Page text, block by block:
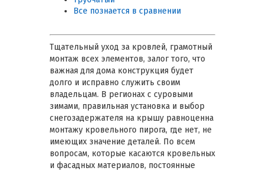
Все познается в сравнении
Тщательный уход за кровлей, грамотный
монтаж всех элементов, залог того, что
важная для дома конструкция будет
долго и исправно служить своим
владельцам. В регионах с суровыми
зимами, правильная установка и выбор
снегозадержателя на крышу равноценна
монтажу кровельного пирога, где нет, не
имеющих значение деталей. По всем
вопросам, которые касаются кровельных
и фасадных материалов, постоянные